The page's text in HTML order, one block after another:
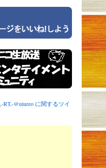
RT,-@uiureo に関するツイ